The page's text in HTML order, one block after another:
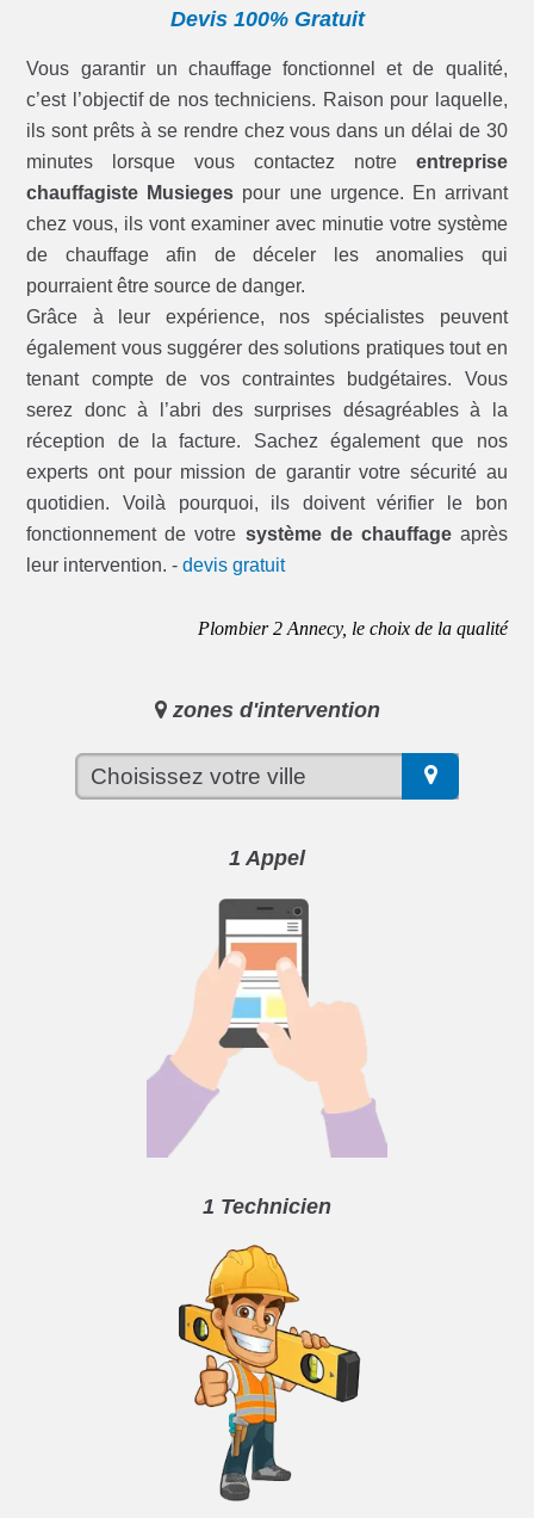
Devis 100% Gratuit
Vous garantir un chauffage fonctionnel et de qualité,
c’est l’objectif de nos techniciens. Raison pour laquelle,
ils sont prêts à se rendre chez vous dans un délai de 30
minutes lorsque vous contactez notre entreprise
chauffagiste Musieges pour une urgence. En arrivant
chez vous, ils vont examiner avec minutie votre système
de chauffage afin de déceler les anomalies qui
pourraient être source de danger.
Grâce à leur expérience, nos spécialistes peuvent
également vous suggérer des solutions pratiques tout en
tenant compte de vos contraintes budgétaires. Vous
serez donc à l’abri des surprises désagréables à la
réception de la facture. Sachez également que nos
experts ont pour mission de garantir votre sécurité au
quotidien. Voilà pourquoi, ils doivent vérifier le bon
fonctionnement de votre système de chauffageaprès
leur intervention. -devis gratuit
Plombier 2 Annecy, le choix de la qualité
zones d'intervention
1 Appel
1 Technicien